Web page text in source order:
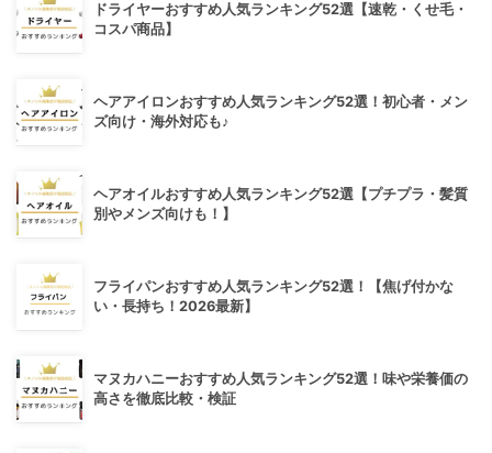
ドライヤーおすすめ人気ランキング52選【速乾・くせ毛・
コスパ商品】
ヘアアイロンおすすめ人気ランキング52選！初心者・メン
ズ向け・海外対応も♪
ヘアオイルおすすめ人気ランキング52選【プチプラ・髪質
別やメンズ向けも！】
フライパンおすすめ人気ランキング52選！【焦げ付かな
い・長持ち！2026最新】
マヌカハニーおすすめ人気ランキング52選！味や栄養価の
高さを徹底比較・検証